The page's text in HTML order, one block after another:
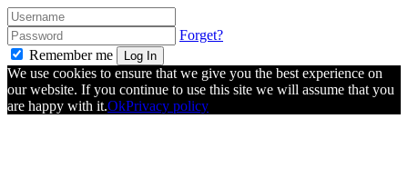
Forget?
Remember me
Log In
We use cookies to ensure that we give you the best experience on
our website. If you continue to use this site we will assume that you
are happy with it.OkPrivacy policy